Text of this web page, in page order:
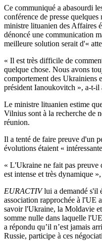
Ce communiqué a abasourdi
conférence de presse
ministre lituanien des Affaires
dénoncé une communication
meilleure solution serait d'«
« Il est très difficile de
quelque chose. Nous avons
comportement des Ukrainiens
président Ianoukovitch », a-t-il
Le ministre lituanien estime
Vilnius sont à la recherche de
réunion.
Il a tenté de faire preuve d'un
évolutions étaient «
« L'Ukraine ne fait pas
est intense et très dynamique
EURACTIVlui a demandé s'il
association rapprochée à l'UE
savoir l'Ukraine, la Moldavie
somme nulle dans laquelle
a répondu qu’il n’est jamais
Russie, participe à ces